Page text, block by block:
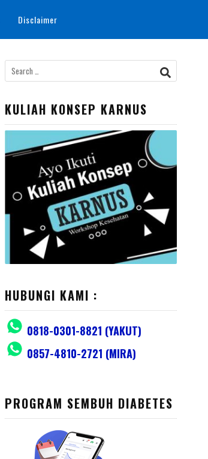
Disclaimer
Search
for:
KULIAH KONSEP KARNUS
HUBUNGI KAMI :
0818-0301-8821 (YAKUT)
0857-4810-2721 (MIRA)
PROGRAM SEMBUH DIABETES